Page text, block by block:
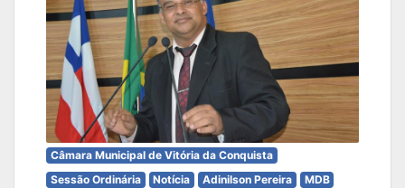
Câmara Municipal de Vitória da Conquista
Sessão Ordinária
Notícia Adinilson Pereira MDB